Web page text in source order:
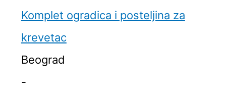
Komplet ogradica i posteljina za
krevetac
Beograd
-